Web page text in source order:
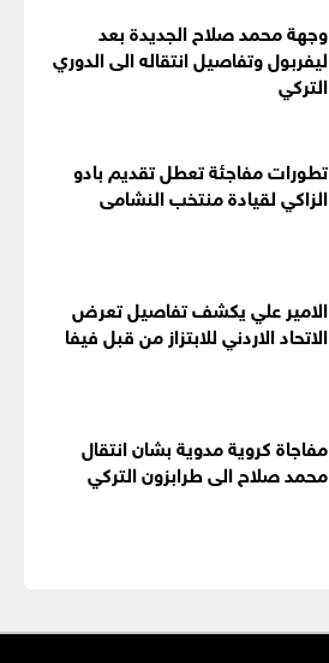
وجهة محمد صلاح الجديدة بعد
ليفربول وتفاصيل انتقاله الى الدوري
التركي
تطورات مفاجئة تعطل تقديم بادو
الزاكي لقيادة منتخب النشامى
الامير علي يكشف تفاصيل تعرض
الاتحاد الاردني للابتزاز من قبل فيفا
مفاجاة كروية مدوية بشان انتقال
محمد صلاح الى طرابزون التركي